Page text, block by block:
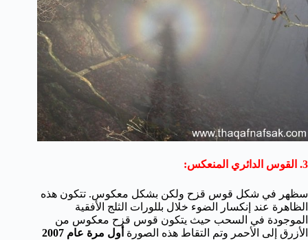
3. القوس الدائري المنعكس:
سظهر في شكل قوس قزح ولكن بشكل معكوس. تتكون هذه
الظاهرة عند إنكسار الضوء خلال بللورات الثلج الأفقية
الموجودة في السحب حيث يتكون قوس قزح معكوس من
الأزرق إلى الأحمر وتم التقاط هذه الصورة أول مرة عام 2007